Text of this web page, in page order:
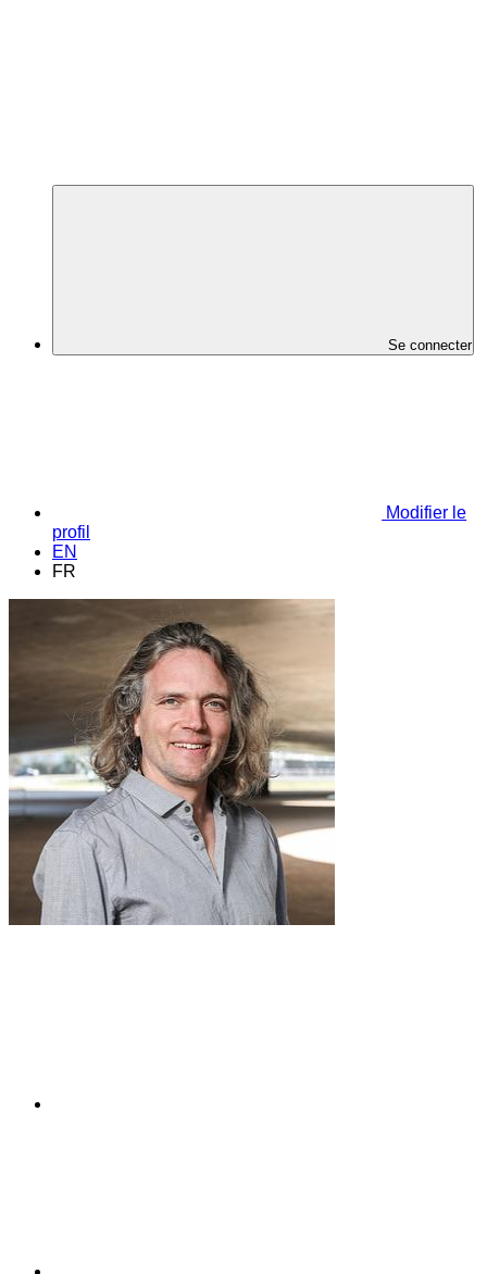
Se connecter
Modifier le
profil
EN
FR